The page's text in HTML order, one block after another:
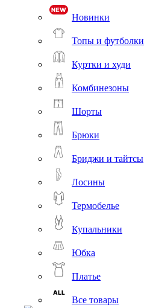
Новинки
Топы и футболки
Куртки и худи
Комбинезоны
Шорты
Брюки
Бриджи и тайтсы
Лосины
Термобелье
Купальники
Юбка
Платье
Все товары